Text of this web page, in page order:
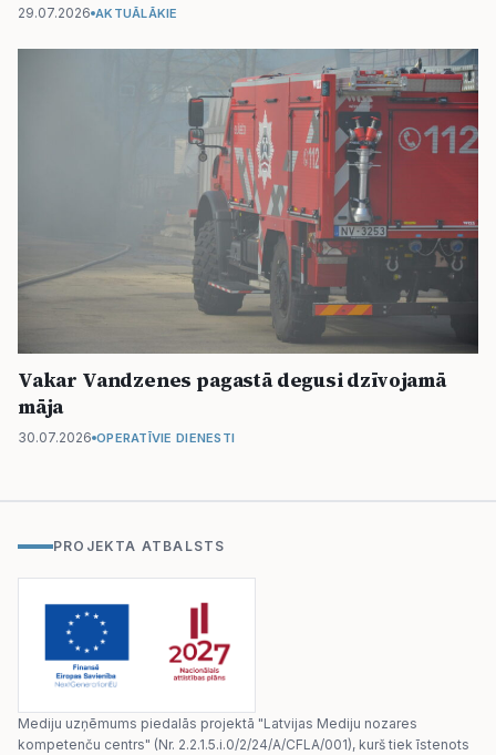
29.07.2026 AKTUĀLĀKIE
Vakar Vandzenes pagastā degusi dzīvojamā
māja
30.07.2026 OPERATĪVIE DIENESTI
PROJEKTA ATBALSTS
Mediju uzņēmums piedalās projektā "Latvijas Mediju nozares
kompetenču centrs" (Nr. 2.2.1.5.i.0/2/24/A/CFLA/001), kurš tiek īstenots